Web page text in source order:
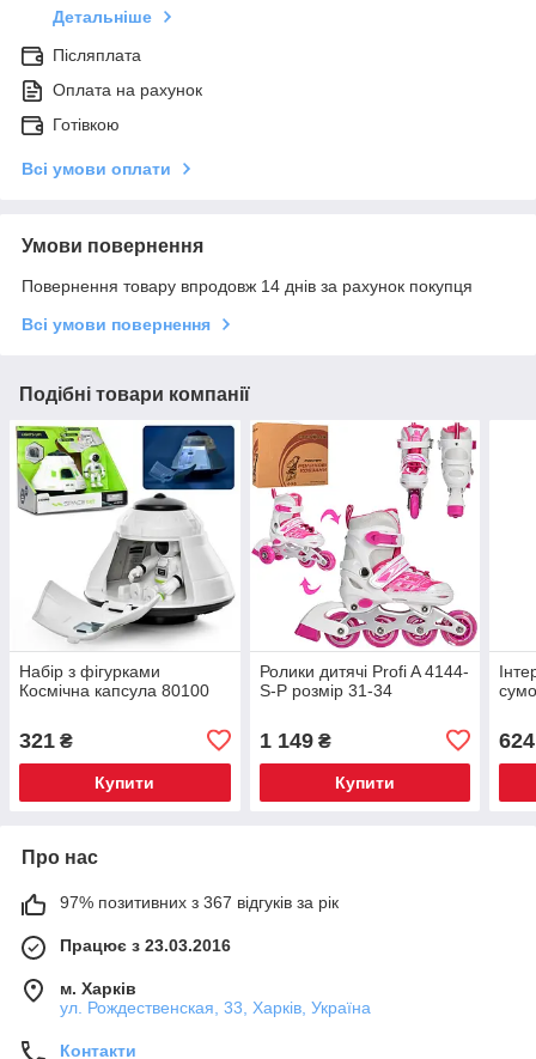
Детальніше
Післяплата
Оплата на рахунок
Готівкою
Всі умови оплати
Умови повернення
Повернення товару впродовж 14 днів за рахунок покупця
Всі умови повернення
Подібні товари компанії
Набір з фігурками
Космічна капсула 80100
321 ₴
Купити
Ролики дитячі Profi A 4144-
S-P розмір 31-34
1 149₴
Купити
624
Про нас
97% позитивних з 367 відгуків за рік
Працює з 23.03.2016
м. Харків
ул. Рождественская, 33, Харків, Україна
Контакти